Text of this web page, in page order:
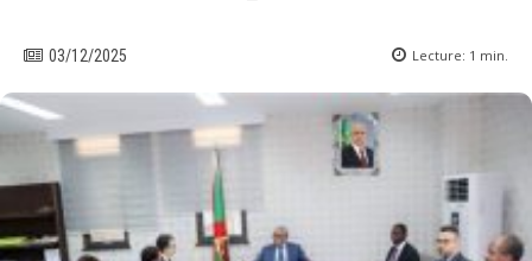
03/12/2025 Lecture: 1 min.